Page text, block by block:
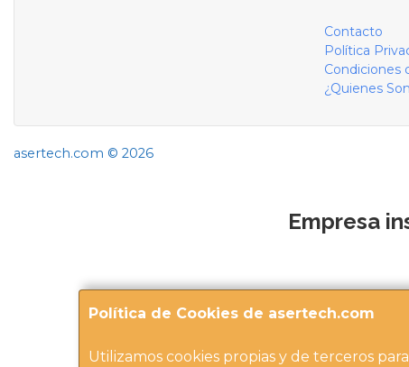
Política de Cookies de asertech.com
Utilizamos cookies propias y de terceros
Contacto
Política
Condiciones
¿Quienes
asertech.com © 2026
Empresa